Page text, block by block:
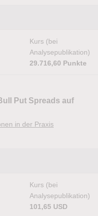
Kurs (bei
Analysepublikation)
29.716,60 Punkte
Put Spreads auf
in der Praxis
Kurs (bei
Analysepublikation)
101,65 USD